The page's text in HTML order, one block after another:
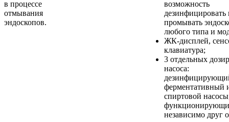
в процессе
отмывания
эндоскопов.
возможность
дезинфицировать
промывать
любого типа и
ЖК-дисплей,
клавиатура;
3 отдельных
насоса:
ферментативный
спиртовой
независимо друг